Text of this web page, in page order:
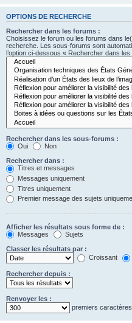
OPTIONS DE RECHERCHE
Rechercher dans les forums :
Choisissez le forum ou les forums dans
recherche. Les sous-forums sont
l’option ci-dessous « Rechercher dans
Rechercher dans les sous-forums :
Oui
Non
Rechercher dans :
Titres et messages
Messages uniquement
Titres uniquement
Premier message des sujets
Afficher les résultats sous forme de :
Messages
Sujets
Classer les résultats par :
Croissant
Rechercher depuis :
Renvoyer les :
premiers